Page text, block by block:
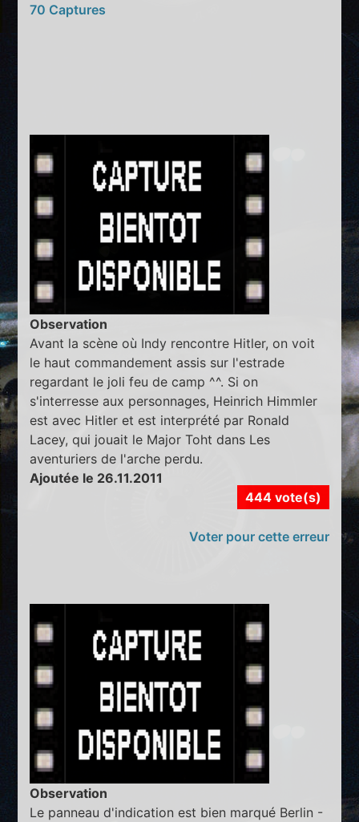
70 Captures
Observation
Avant la scène où Indy rencontre Hitler, on voit
le haut commandement assis sur l'estrade
regardant le joli feu de camp ^^. Si on
s'interresse aux personnages, Heinrich Himmler
est avec Hitler et est interprété par Ronald
Lacey, qui jouait le Major Toht dans Les
aventuriers de l'arche perdu.
Ajoutée le 26.11.2011
444 vote(s)
Voter pour cette erreur
Observation
Le panneau d'indication est bien marqué Berlin -